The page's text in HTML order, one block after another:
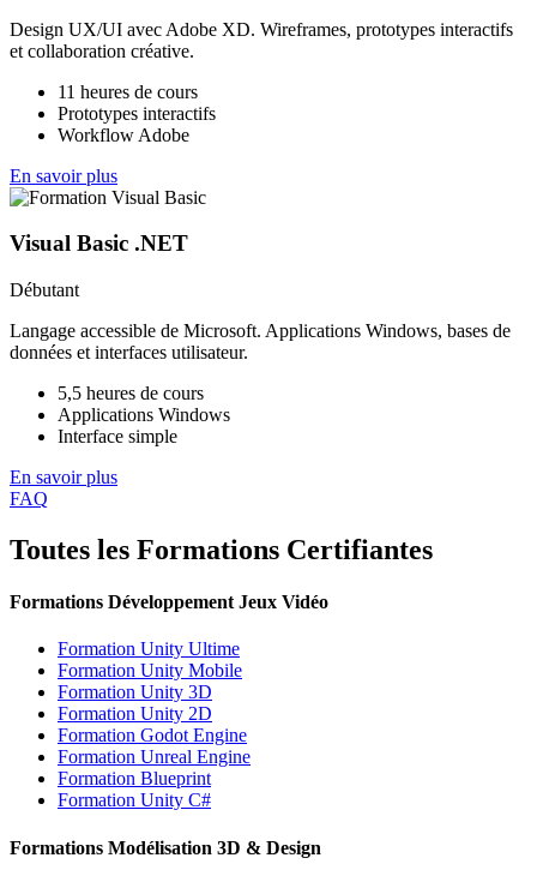
Design UX/UI avec Adobe XD. Wireframes, prototypes interactifs
et collaboration créative.
11 heures de cours
Prototypes interactifs
Workflow Adobe
En savoir plus
Visual Basic .NET
Débutant
Langage accessible de Microsoft. Applications Windows, bases de
données et interfaces utilisateur.
5,5 heures de cours
Applications Windows
Interface simple
En savoir plus
FAQ
Toutes les Formations Certifiantes
Formations Développement Jeux Vidéo
Formation Unity Ultime
Formation Unity Mobile
Formation Unity 3D
Formation Unity 2D
Formation Godot Engine
Formation Unreal Engine
Formation Blueprint
Formation Unity C#
Formations Modélisation 3D & Design